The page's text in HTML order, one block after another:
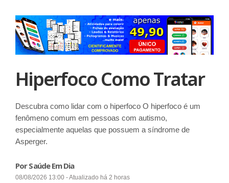
Hiperfoco Como Tratar
Descubra como lidar com o hiperfoco O hiperfoco é um
fenômeno comum em pessoas com autismo,
especialmente aquelas que possuem a síndrome de
Asperger.
Por Saúde Em Dia
08/08/2026 13:00 - Atualizado há 2 horas